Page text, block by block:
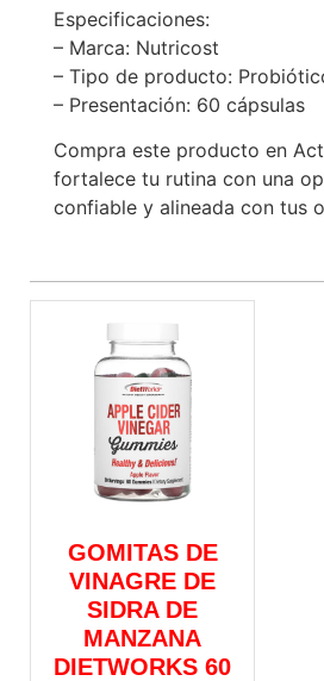
Especificaciones:
– Marca: Nutricost
– Tipo de producto:
– Presentación: 60 cápsulas
Compra este producto en
fortalece tu rutina con una
confiable y alineada con tus
GOMITAS DE
VINAGRE DE
SIDRA DE
MANZANA
DIETWORKS 60